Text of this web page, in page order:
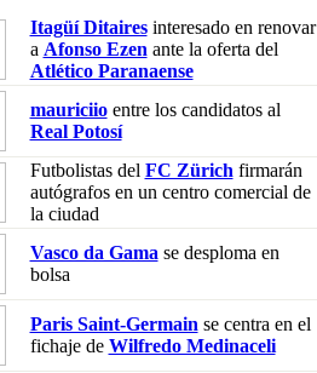
Itagüí Ditairesinteresado en renovar
a Afonso Ezen ante la oferta del
Atlético Paranaense
mauriciioentre los candidatos al
Real Potosí
Futbolistas del FC Zürich firmarán
autógrafos en un centro comercial de
la ciudad
Vasco da Gama se desploma en
bolsa
Paris Saint-Germain se centra en el
fichaje de Wilfredo Medinaceli